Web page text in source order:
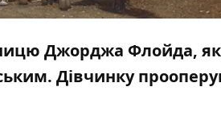
Джорджа Флойда,
Дівчинку